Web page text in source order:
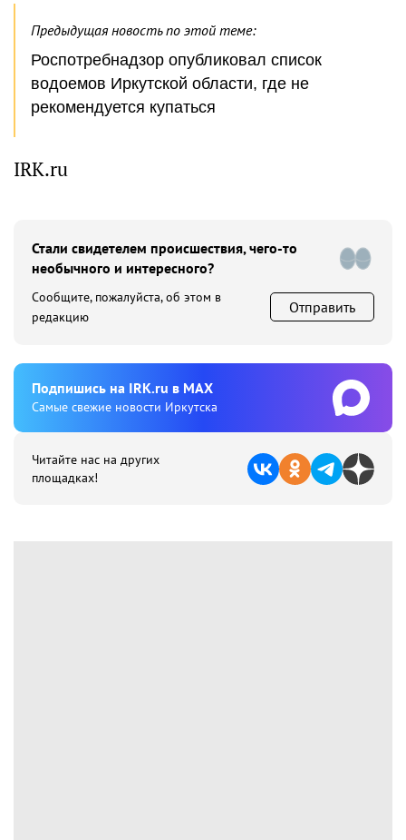
Предыдущая новость по этой теме:
Роспотребнадзор опубликовал список
водоемов Иркутской области, где не
рекомендуется купаться
IRK.ru
Стали свидетелем происшествия, чего-то
необычного и интересного?
Сообщите, пожалуйста, об этом в
редакцию
Отправить
Подпишиcь на IRK.ru в MAX
Cамые свежие новости Иркутска
Читайте нас на других
площадках!